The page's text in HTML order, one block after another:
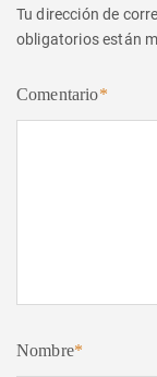
Tu dirección de
obligatorios están
Comentario*
Nombre*